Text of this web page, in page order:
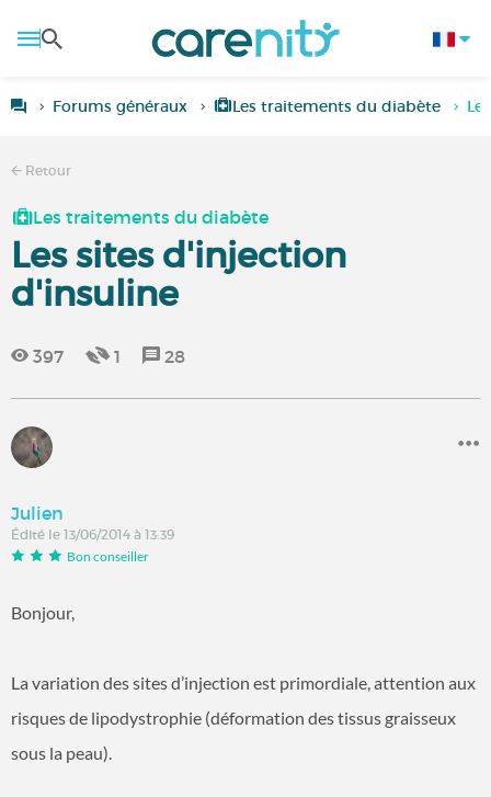
Forums généraux Les traitements du diabète
Retour
Les traitements du diabète
Les sites d'injection
d'insuline
397 1 28
Julien
Édité le 13/06/2014 à 13:39
Bon conseiller
Bonjour,
La variation des sites d’injection est primordiale, attention aux
risques de lipodystrophie (déformation des tissus graisseux
sous la peau).